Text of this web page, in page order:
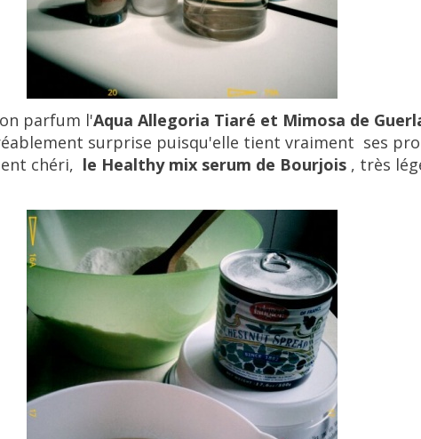
parfum l'Aqua Allegoria Tiaré et Mimosa de
surprise puisqu'elle tient vraiment ses
chéri, le Healthy mix serum de Bourjois , très